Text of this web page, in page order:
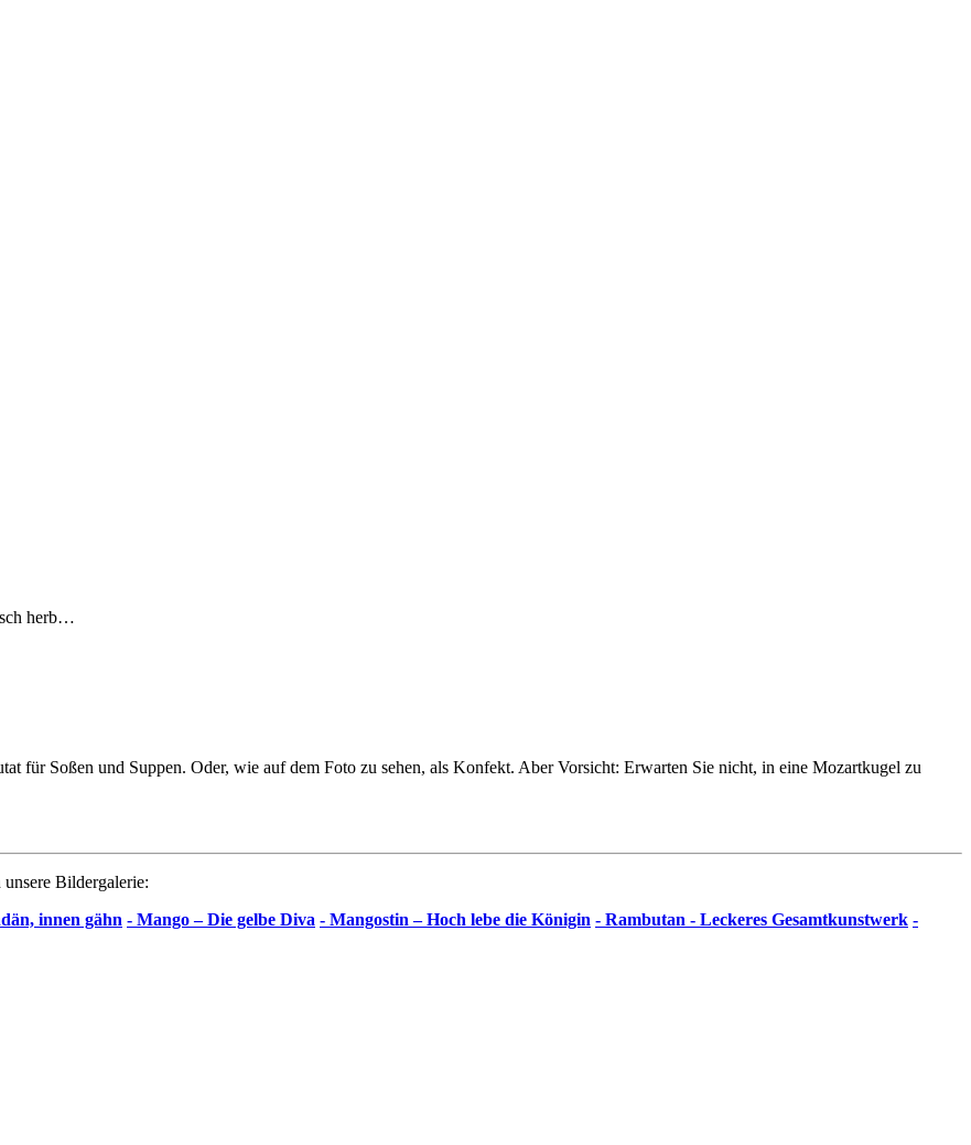
herb…
für Soßen und Suppen. Oder, wie auf dem Foto zu sehen, als Konfekt. Aber Vorsicht: Erwarten Sie nicht, in eine Mozartkugel zu
Bildergalerie:
innen gähn - Mango – Die gelbe Diva - Mangostin–Hoch lebe die Königin - Rambutan - Leckeres Gesamtkunstwerk -